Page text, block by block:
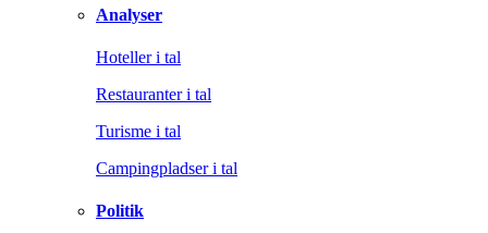
Analyser
Hoteller i tal
Restauranter i tal
Turisme i tal
Campingpladser i tal
Politik